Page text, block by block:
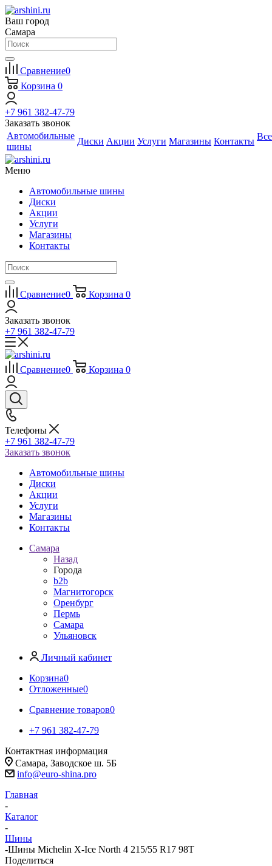
Ваш город
Самара
Сравнение0
Корзина 0
+7 961 382-47-79
Заказать звонок
Автомобильные
шины
Диски Акции Услуги Магазины Контакты Все
Меню
Автомобильные шины
Диски
Акции
Услуги
Магазины
Контакты
Сравнение0 Корзина 0
Заказать звонок
+7 961 382-47-79
Сравнение0 Корзина 0
Телефоны
+7 961 382-47-79
Заказать звонок
Автомобильные шины
Диски
Акции
Услуги
Магазины
Контакты
Самара
Назад
Города
b2b
Магнитогорск
Оренбург
Пермь
Самара
Ульяновск
Личный кабинет
Корзина0
Отложенные0
Сравнение товаров0
+7 961 382-47-79
Контактная информация
Самара, Заводское ш. 5Б
info@euro-shina.pro
Главная
-
Каталог
-
Шины
-Шины Michelin X-Ice North 4 215/55 R17 98T
Поделиться